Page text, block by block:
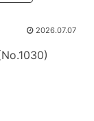
2026.07.07